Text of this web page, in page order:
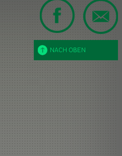
NACH OBEN